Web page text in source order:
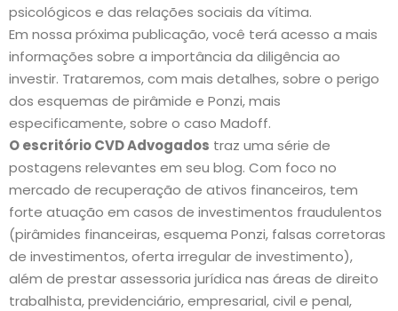
psicológicos e das relações sociais da vítima.
Em nossa próxima publicação, você terá acesso a mais
informações sobre a importância da diligência ao
investir. Trataremos, com mais detalhes, sobre o perigo
dos esquemas de pirâmide e Ponzi, mais
especificamente, sobre o caso Madoff.
O escritório CVD Advogados traz uma série de
postagens relevantes em seu blog. Com foco no
mercado de recuperação de ativos financeiros, tem
forte atuação em casos de investimentos fraudulentos
(pirâmides financeiras, esquema Ponzi, falsas corretoras
de investimentos, oferta irregular de investimento),
além de prestar assessoria jurídica nas áreas de direito
trabalhista, previdenciário, empresarial, civil e penal,